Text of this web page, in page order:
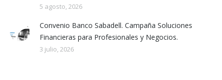
5 agosto, 2026
Convenio Banco Sabadell. Campaña Soluciones
Financieras para Profesionales y Negocios.
3 julio, 2026